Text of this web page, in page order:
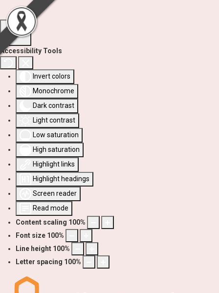
Accessibility Tools
Invert colors
Monochrome
Dark contrast
Light contrast
Low saturation
High saturation
Highlight links
Highlight headings
Screen reader
Read mode
Content scaling 100%
Font size 100%
Line height 100%
Letter spacing 100%